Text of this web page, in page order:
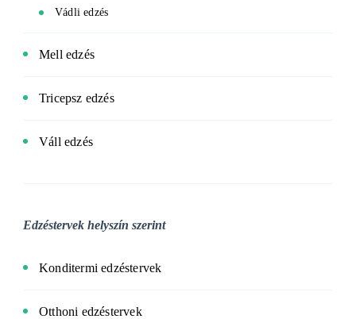
Vádli edzés
Mell edzés
Tricepsz edzés
Váll edzés
Edzéstervek helyszín szerint
Konditermi edzéstervek
Otthoni edzéstervek